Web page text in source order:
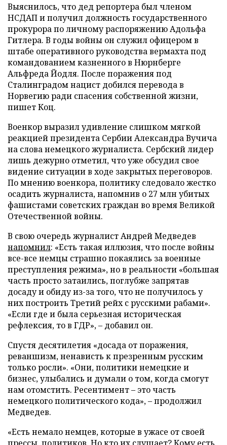
Выяснилось, что дед репортера был членом
НСДАП и получил должность государственного
прокурора по личному распоряжению Адольфа
Гитлера. В годы войны он служил офицером в
штабе оперативного руководства вермахта под
командованием казненного в Нюрнберге
Альфреда Йодля. После поражения под
Сталинградом нацист добился перевода в
Норвегию ради спасения собственной жизни,
пишет Коц.
Военкор выразил удивление слишком мягкой
реакцией президента Сербии Александра Вучича
на слова немецкого журналиста. Сербский лидер
лишь дежурно отметил, что уже обсудил свое
видение ситуации в ходе закрытых переговоров.
По мнению военкора, политику следовало жестко
осадить журналиста, напомнив о 27 млн убитых
фашистами советских граждан во время Великой
Отечественной войны.
В свою очередь журналист Андрей Медведев
напомнил: «Есть такая иллюзия, что после войны
все-все немцы страшно покаялись за военные
преступления режима», но в реальности «большая
часть просто затаились, поглубже запрятав
досаду и обиду из-за того, что не получилось у
них построить Третий рейх с русскими рабами».
«Если где и была серьезная историческая
рефлексия, то в ГДР», – добавил он.
Спустя десятилетия «досада от поражения,
реваншизм, ненависть к презренным русским
только росли». «Они, политики немецкие и
бизнес, улыбались и думали о том, когда смогут
нам отомстить. Ресентимент – это часть
немецкого политического кода», – продолжил
Медведев.
«Есть немало немцев, которые в ужасе от своей